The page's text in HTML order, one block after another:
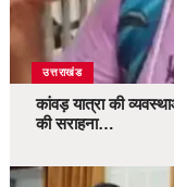
उत्तराखंड
कांवड़ यात्रा की
की सराहना…